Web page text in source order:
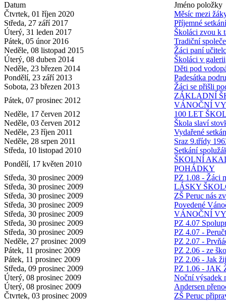
Datum
Jméno položky
Čtvrtek, 01 říjen 2020
Měsíc mezi
Středa, 27 září 2017
Příjemné setkání
Úterý, 31 leden 2017
Školáci zvou k
Pátek, 05 únor 2016
Tradiční
Neděle, 08 listopad 2015
Žáci paní
Úterý, 08 duben 2014
Školáci v galerii
Neděle, 23 březen 2014
Děti pod
Pondělí, 23 září 2013
Padesátka
Sobota, 23 březen 2013
Žáci se přišli
Pátek, 07 prosinec 2012
ZÁKLADNÍ
VÁNOČNÍ
Neděle, 17 červen 2012
100 LET
Neděle, 03 červen 2012
Škola slaví
Neděle, 23 říjen 2011
Vydařené
Neděle, 28 srpen 2011
Sraz 9.třídy
Středa, 10 listopad 2010
Setkání
Pondělí, 17 květen 2010
ŠKOLNÍ
POHÁDKY
Středa, 30 prosinec 2009
PZ 1.08 - Žáci
Středa, 30 prosinec 2009
LÁSKY
Středa, 30 prosinec 2009
ZŠ Peruc nás
Středa, 30 prosinec 2009
Povedené
Středa, 30 prosinec 2009
VÁNOČNÍ
Středa, 30 prosinec 2009
PZ 4.07
Středa, 30 prosinec 2009
PZ 4.07 -
Neděle, 27 prosinec 2009
PZ 2.07 -
Pátek, 11 prosinec 2009
PZ 2.06 - ze
Pátek, 11 prosinec 2009
PZ 2.06 - Jak
Středa, 09 prosinec 2009
PZ 1.06 - JAK
Úterý, 08 prosinec 2009
Noční výsadek
Úterý, 08 prosinec 2009
Andersen
Čtvrtek, 03 prosinec 2009
ZŠ Peruc